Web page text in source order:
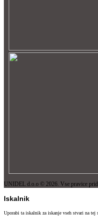
UNIDEL d.o.o © 2026. Vse pravice
Iskalnik
Uporabi ta iskalnik za iskanje vseh stvari na tej